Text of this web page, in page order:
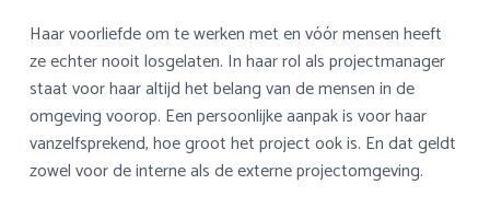
Haar voorliefde om te werken met en vóór mensen heeft
ze echter nooit losgelaten. In haar rol als projectmanager
staat voor haar altijd het belang van de mensen in de
omgeving voorop. Een persoonlijke aanpak is voor haar
vanzelfsprekend, hoe groot het project ook is. En dat geldt
zowel voor de interne als de externe projectomgeving.